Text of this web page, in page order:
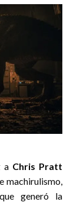
a Chris Pratt
machirulismo,
generó la